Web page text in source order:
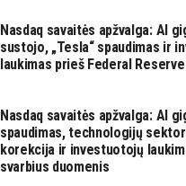
Nasdaq savaitės apžvalga: AI
sustojo, „Tesla“ spaudimas ir
laukimas prieš Federal
Nasdaq savaitės apžvalga: AI
spaudimas, technologijų
korekcija ir investuotojų
svarbius duomenis